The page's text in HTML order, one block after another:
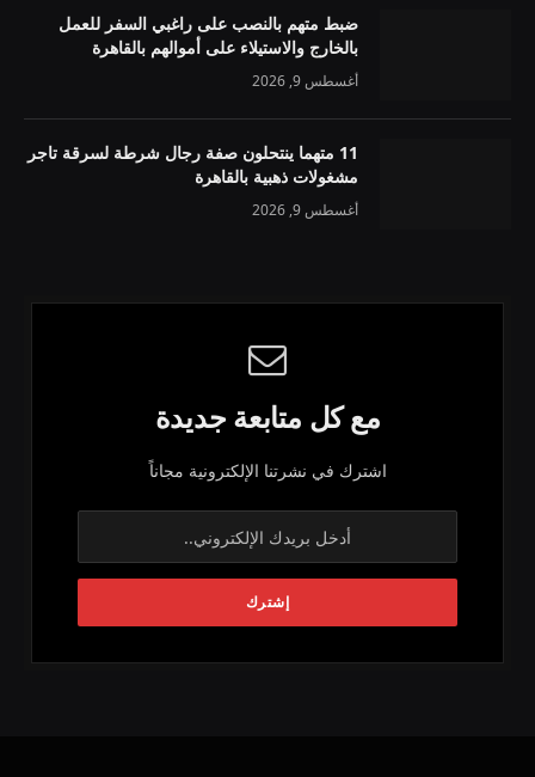
ضبط متهم بالنصب على راغبي السفر للعمل
بالخارج والاستيلاء على أموالهم بالقاهرة
أغسطس 9, 2026
11 متهما ينتحلون صفة رجال شرطة لسرقة تاجر
مشغولات ذهبية بالقاهرة
أغسطس 9, 2026
مع كل متابعة جديدة
اشترك في نشرتنا الإلكترونية مجاناً